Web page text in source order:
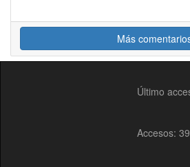
Más
Último
Accesos: